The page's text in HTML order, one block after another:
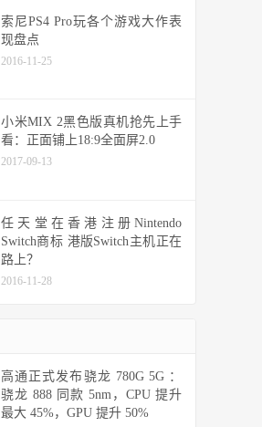
索尼PS4 Pro玩各个游戏大作表
现盘点
2016-11-25
小米MIX 2黑色版真机抢先上手
看：正面铺上18:9全面屏2.0
2017-09-13
任天堂在香港注册Nintendo
Switch商标 港版Switch主机正在
路上？
2016-11-28
高通正式发布骁龙 780G 5G ：
骁龙 888 同款 5nm，CPU 提升
最大 45%，GPU 提升 50%